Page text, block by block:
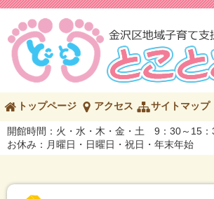
メ
メ
の
ペ
ー
ジ
容
トップページ アクセス サイトマップ
開館時間：火・水・木・金・土 9：30～15：
お休み：月曜日・日曜日・祝日・年末年始